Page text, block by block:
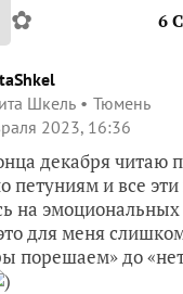
✿ 6
Шкель
Тюмень
2023, 16:36
декабря читаю
петуниям и все эти
на эмоциональных
для меня
порешаем» до
)